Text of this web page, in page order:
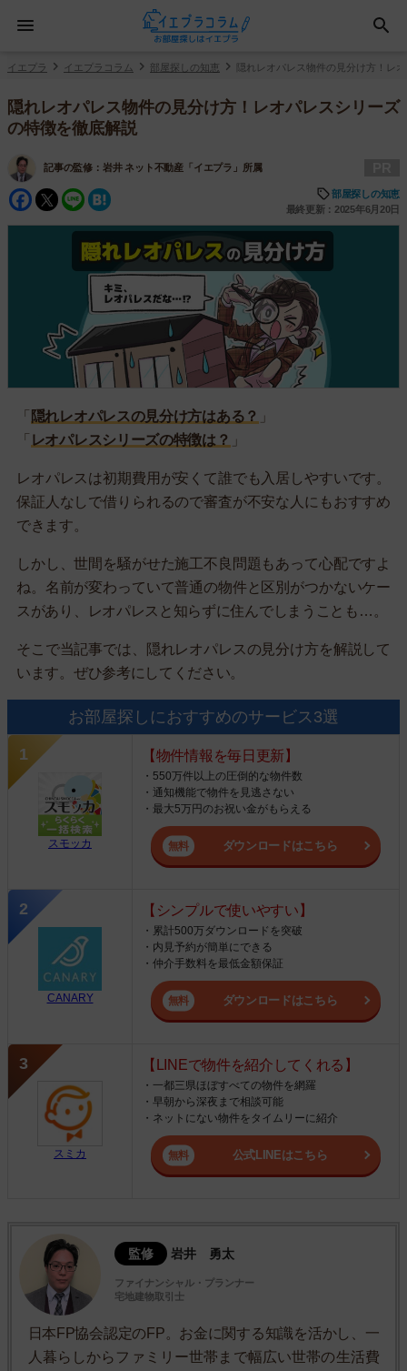
イエプラ イエプラコラム 部屋探しの知恵 隠れレオパレス物件の見分け方！レ
隠れレオパレス物件の見分け方！レオパレスシリーズ
の特徴を徹底解説
記事の監修： 岩井 ネット不動産「イエプラ」所属
Facebook
Twitter
Line
部屋探しの知恵
最終更新：2025年6月20日
「 隠れレオパレスの見分け方はある？ 」
「 レオパレスシリーズの特徴は？ 」
レオパレスは初期費用が安くて誰でも入居しやすいです。
保証人なしで借りられるので審査が不安な人にもおすすめ
できます。
しかし、世間を騒がせた施工不良問題もあって心配ですよ
ね。名前が変わっていて普通の物件と区別がつかないケー
スがあり、レオパレスと知らずに住んでしまうことも…。
そこで当記事では、隠れレオパレスの見分け方を解説して
います。ぜひ参考にしてください。
お部屋探しにおすすめのサービス3選
スモッカ
【物件情報を毎日更新】
・550万件以上の圧倒的な物件数
・通知機能で物件を見逃さない
・最大5万円のお祝い金がもらえる
ダウンロードはこちら
CANARY
【シンプルで使いやすい】
・累計500万ダウンロードを突破
・内見予約が簡単にできる
・仲介手数料を最低金額保証
ダウンロードはこちら
スミカ
【LINEで物件を紹介してくれる】
・一都三県ほぼすべての物件を網羅
・早朝から深夜まで相談可能
・ネットにない物件をタイムリーに紹介
公式LINEはこちら
監修 岩井 勇太
ファイナンシャル・プランナー
宅地建物取引士
日本FP協会認定のFP。お金に関する知識を活かし、一
人暮らしからファミリー世帯まで幅広い世帯の生活費